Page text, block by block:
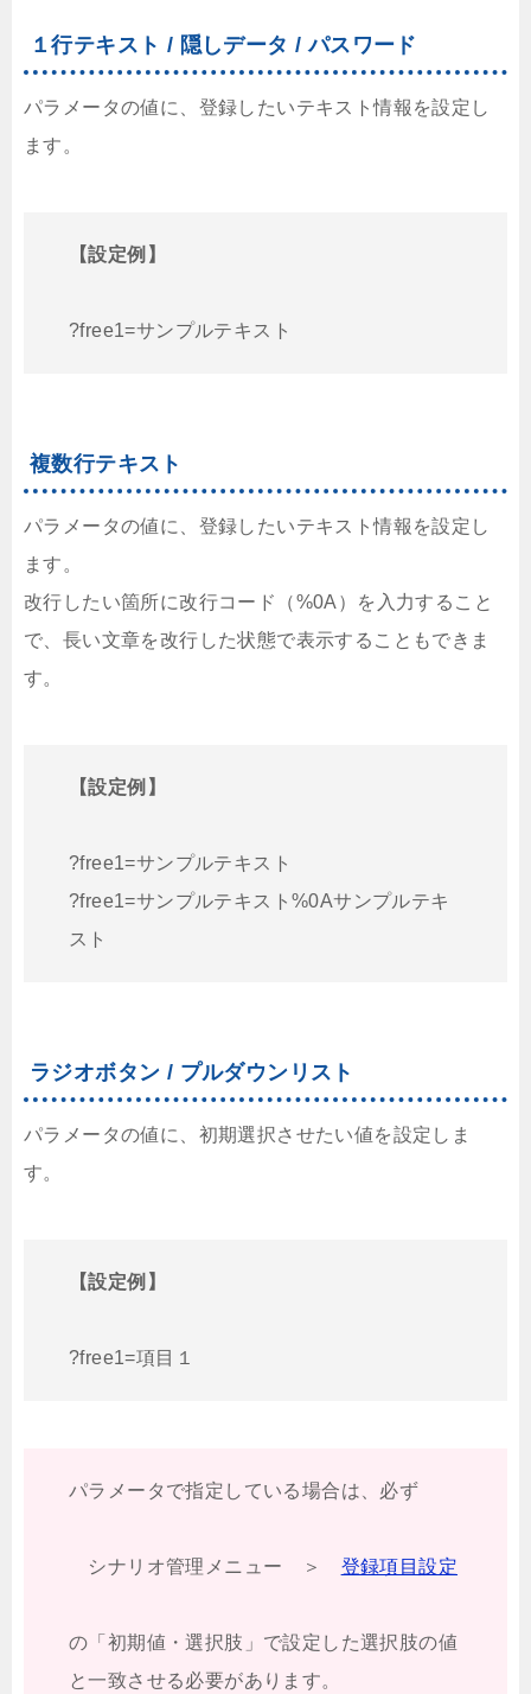
１行テキスト / 隠しデータ / パスワード
パラメータの値に、登録したいテキスト情報を設定し
ます。
【設定例】
?free1=サンプルテキスト
複数行テキスト
パラメータの値に、登録したいテキスト情報を設定し
ます。
改行したい箇所に改行コード（%0A）を入力すること
で、長い文章を改行した状態で表示することもできま
す。
【設定例】
?free1=サンプルテキスト
?free1=サンプルテキスト%0Aサンプルテキ
スト
ラジオボタン / プルダウンリスト
パラメータの値に、初期選択させたい値を設定しま
す。
【設定例】
?free1=項目１
パラメータで指定している場合は、必ず
シナリオ管理メニュー ＞ 登録項目設定
の「初期値・選択肢」で設定した選択肢の値
と一致させる必要があります。